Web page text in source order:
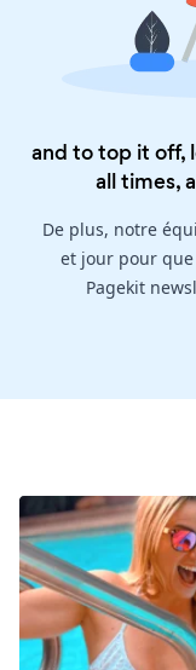
and to top it off,
all times,
De plus, notre
et jour pour
Pagekit